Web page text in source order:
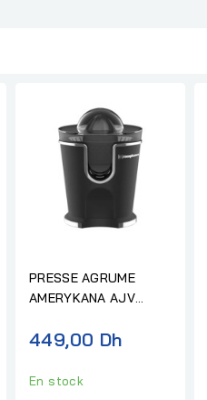
PRESSE AGRUME
AMERYKANA AJV
449,00 Dh
En stock